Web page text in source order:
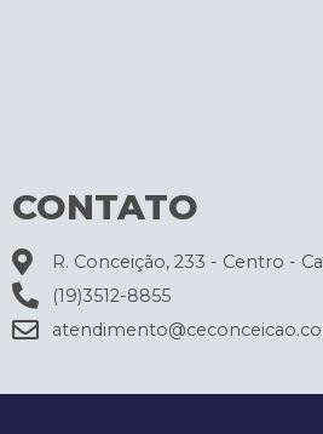
CONTATO
R. Conceição, 233 - Centro -
(19)3512-8855